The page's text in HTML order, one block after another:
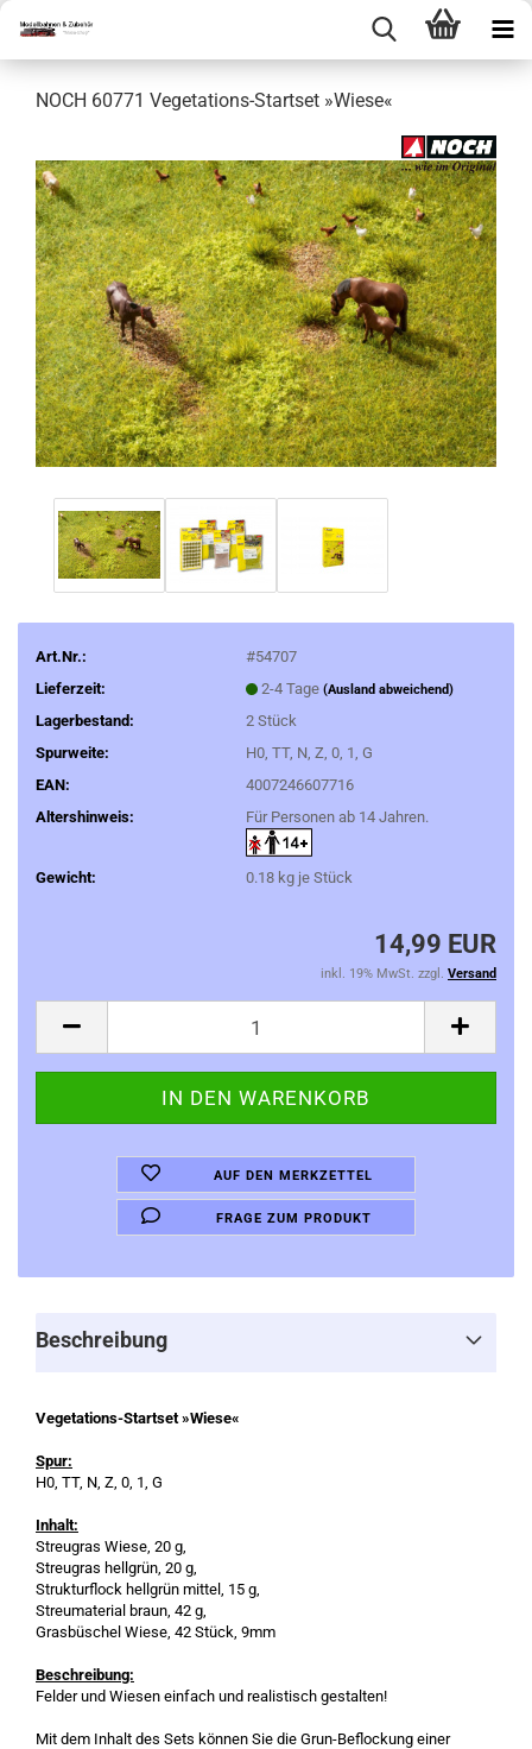
NOCH 60771 Vegetations-Startset »Wiese«
Art.Nr.:
#54707
Lieferzeit:
2-4 Tage (Ausland abweichend)
Lagerbestand: 2 Stück
Spurweite:
H0, TT, N, Z, 0, 1, G
EAN:
4007246607716
Altershinweis:
Für Personen ab 14 Jahren.
Gewicht: 0.18kg je Stück
14,99 EUR
inkl. 19% MwSt. zzgl. Versand
AUF DEN MERKZETTEL
FRAGE ZUM PRODUKT
Beschreibung
Vegetations-Startset »Wiese«
Spur:
H0, TT, N, Z, 0, 1, G
Inhalt:
Streugras Wiese, 20 g,
Streugras hellgrün, 20 g,
Strukturflock hellgrün mittel, 15 g,
Streumaterial braun, 42 g,
Grasbüschel Wiese, 42 Stück, 9mm
Beschreibung:
Felder und Wiesen einfach und realistisch gestalten!
Mit dem Inhalt des Sets können Sie die Grun-Beflockung einer